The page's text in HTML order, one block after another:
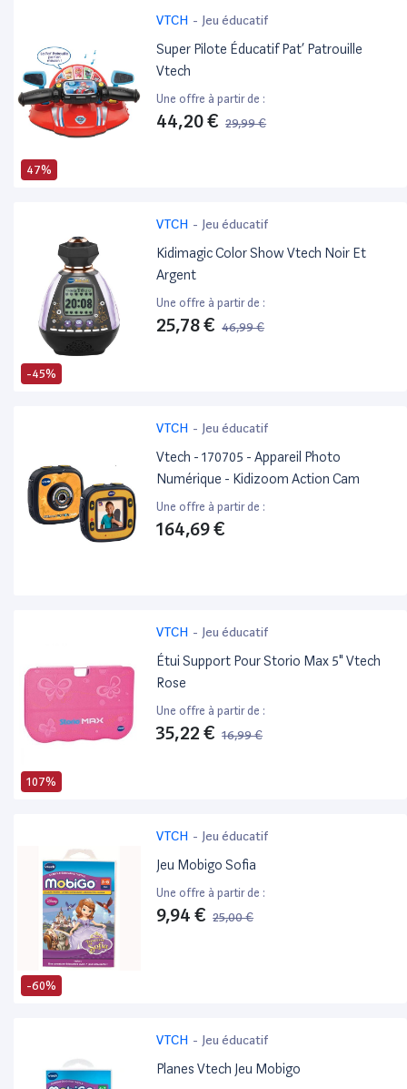
47%
VTCH - Jeu éducatif
Super Pilote Éducatif Pat’ Patrouille
Vtech
Une offre à partir de :
44,20 € 29,99 €
-45%
VTCH - Jeu éducatif
Kidimagic Color Show Vtech Noir Et
Argent
Une offre à partir de :
25,78 € 46,99 €
VTCH - Jeu éducatif
Vtech - 170705 - Appareil Photo
Numérique - Kidizoom Action Cam
Une offre à partir de :
164,69 €
107%
VTCH - Jeu éducatif
Étui Support Pour Storio Max 5" Vtech
Rose
Une offre à partir de :
35,22 € 16,99 €
-60%
VTCH - Jeu éducatif
Jeu Mobigo Sofia
Une offre à partir de :
9,94 € 25,00 €
VTCH - Jeu éducatif
Planes Vtech Jeu Mobigo